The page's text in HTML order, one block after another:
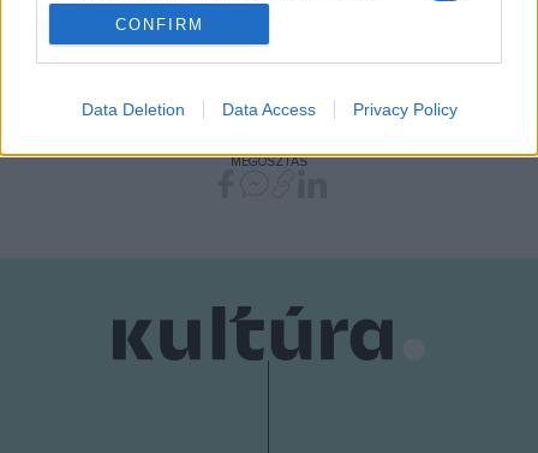
related to functionality of the website or app.
I want to allow Google to enable storage
related to security, including authentication
CONFIRM
Data Deletion Data Access Privacy Policy
MEGOSZTÁS